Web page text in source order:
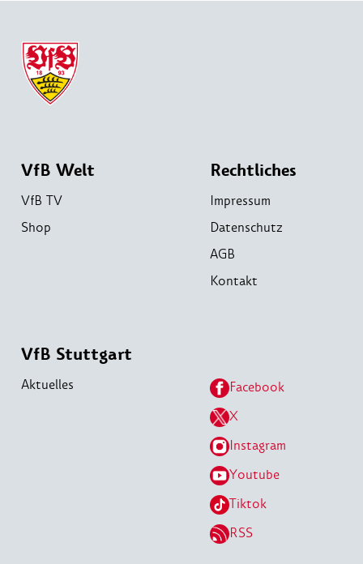
VfB Welt
VfB TV
Shop
Rechtliches
Impressum
Datenschutz
AGB
Kontakt
VfB Stuttgart
Aktuelles
Facebook
X
Instagram
Youtube
Tiktok
RSS